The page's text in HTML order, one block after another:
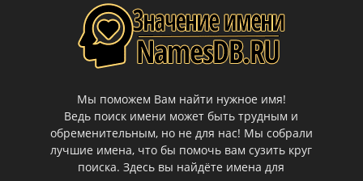
Мы поможем Вам найти нужное имя!
Ведь поиск имени может быть трудным и
обременительным, но не для нас! Мы собрали
лучшие имена, что бы помочь вам сузить круг
поиска. Здесь вы найдёте имена для